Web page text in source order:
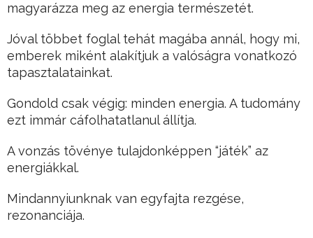
magyarázza meg az energia természetét.
Jóval többet foglal tehát magába annál, hogy mi,
emberek miként alakítjuk a valóságra vonatkozó
tapasztalatainkat.
Gondold csak végig: minden energia. A tudomány
ezt immár cáfolhatatlanul állítja.
A vonzás tövénye tulajdonképpen “játék” az
energiákkal.
Mindannyiunknak van egyfajta rezgése,
rezonanciája.